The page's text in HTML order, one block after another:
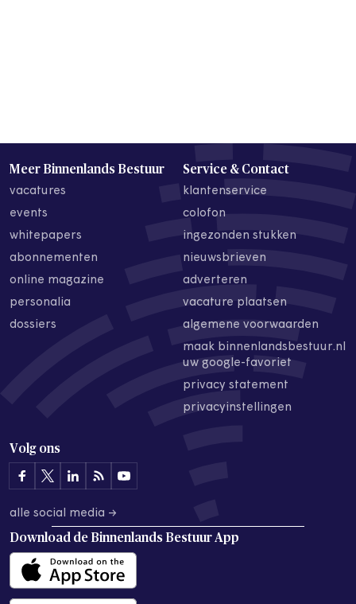
Meer Binnenlands Bestuur
vacatures
events
whitepapers
abonnementen
online magazine
personalia
dossiers
Service & Contact
klantenservice
colofon
ingezonden stukken
nieuwsbrieven
adverteren
vacature plaatsen
algemene voorwaarden
maak binnenlandsbestuur.nl
uw google-favoriet
privacy statement
privacyinstellingen
Volg ons
alle social media →
Download de Binnenlands Bestuur App